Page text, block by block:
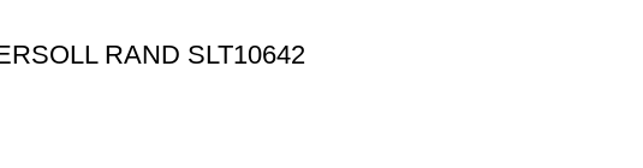
RAND SLT10642